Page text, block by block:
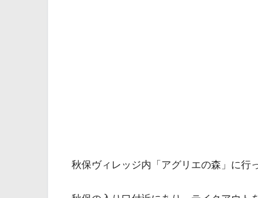
秋保ヴィレッジ内「アグリエの森」に行